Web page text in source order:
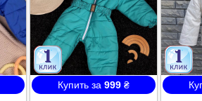
Купить за 999 ₴